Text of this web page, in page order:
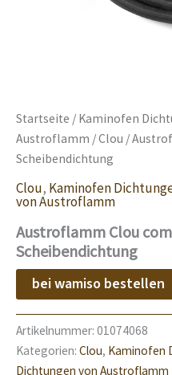
Startseite / Kaminofen
Austroflamm /Clou /
Scheibendichtung
Clou, Kaminofen
von Austroflamm
Austroflamm Clou
Scheibendichtung
bei wamiso bestellen
Artikelnummer: 01074068
Kategorien: Clou, Kaminofen
Dichtungen von Austroflamm